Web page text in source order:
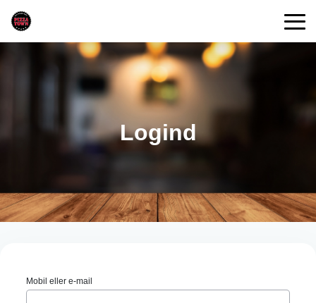
Logind
Mobil eller e-mail